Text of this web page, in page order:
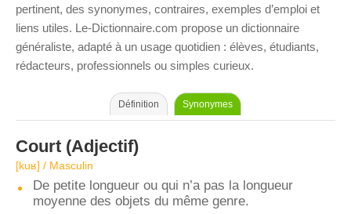
pertinent, des synonymes, contraires, exemples d’emploi et
liens utiles. Le-Dictionnaire.com propose un dictionnaire
généraliste, adapté à un usage quotidien : élèves, étudiants,
rédacteurs, professionnels ou simples curieux.
Définition Synonymes
Court (Adjectif)
[kuʁ] / Masculin
De petite longueur ou qui n’a pas la longueur
moyenne des objets du même genre.